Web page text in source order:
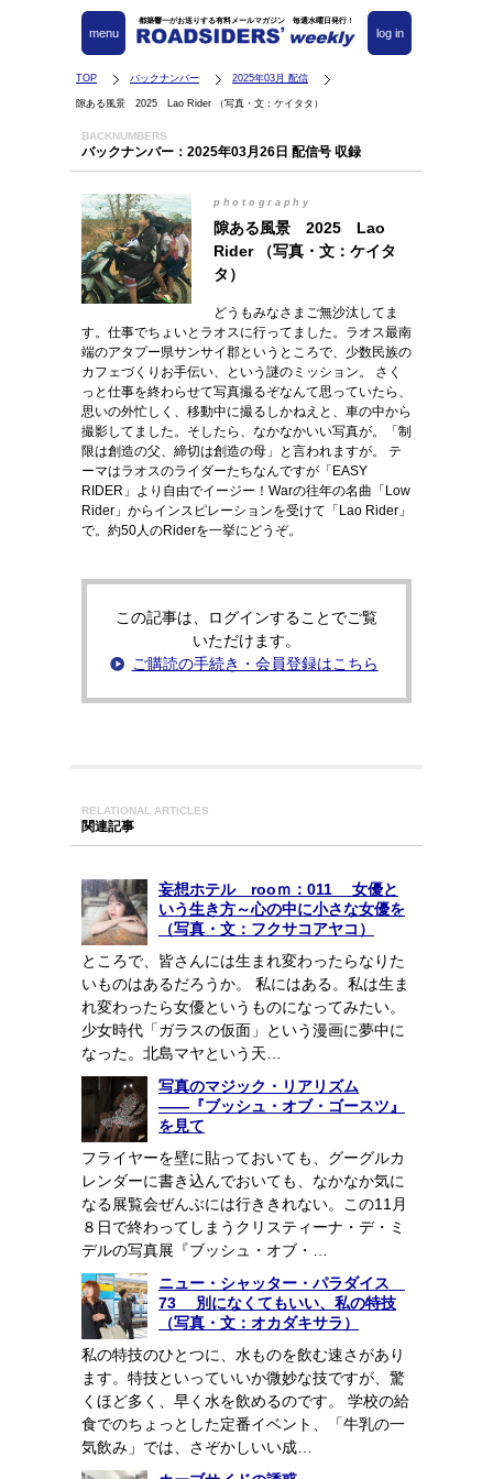
都築響一がお送りする有料メールマガジン 毎週水曜日発行！
log in
menu
TOP バックナンバー 2025年03月 配信
隙ある風景 2025 Lao Rider （写真・文：ケイタタ）
BACKNUMBERS
バックナンバー：2025年03月26日 配信号 収録
photography
隙ある風景 2025 Lao
Rider （写真・文：ケイタ
タ）
どうもみなさまご無沙汰してま
す。仕事でちょいとラオスに行ってました。ラオス最南
端のアタプー県サンサイ郡というところで、少数民族の
カフェづくりお手伝い、という謎のミッション。 さく
っと仕事を終わらせて写真撮るぞなんて思っていたら、
思いの外忙しく、移動中に撮るしかねえと、車の中から
撮影してました。そしたら、なかなかいい写真が。「制
限は創造の父、締切は創造の母」と言われますが。 テ
ーマはラオスのライダーたちなんですが「EASY
RIDER」より自由でイージー！Warの往年の名曲「Low
Rider」からインスピレーションを受けて「Lao Rider」
で。約50人のRiderを一挙にどうぞ。
この記事は、ログインすることでご覧
いただけます。
ご購読の手続き・会員登録はこちら
RELATIONAL ARTICLES
関連記事
妄想ホテル rooｍ：011 女優と
いう生き方～心の中に小さな女優を
（写真・文：フクサコアヤコ）
ところで、皆さんには生まれ変わったらなりた
いものはあるだろうか。 私にはある。私は生ま
れ変わったら女優というものになってみたい。
少女時代「ガラスの仮面」という漫画に夢中に
なった。北島マヤという天…
写真のマジック・リアリズム
――『ブッシュ・オブ・ゴースツ』
を見て
フライヤーを壁に貼っておいても、グーグルカ
レンダーに書き込んでおいても、なかなか気に
なる展覧会ぜんぶには行ききれない。この11月
８日で終わってしまうクリスティーナ・デ・ミ
デルの写真展『ブッシュ・オブ・…
ニュー・シャッター・パラダイス
73 別になくてもいい、私の特技
（写真・文：オカダキサラ）
私の特技のひとつに、水ものを飲む速さがあり
ます。特技といっていいか微妙な技ですが、驚
くほど多く、早く水を飲めるのです。 学校の給
食でのちょっとした定番イベント、「牛乳の一
気飲み」では、さぞかしいい成…